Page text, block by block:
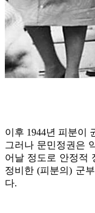
이후 1944년 피분이
그러나 문민정권은
어날 정도로 안정적
정비한 (피분의) 군
다.